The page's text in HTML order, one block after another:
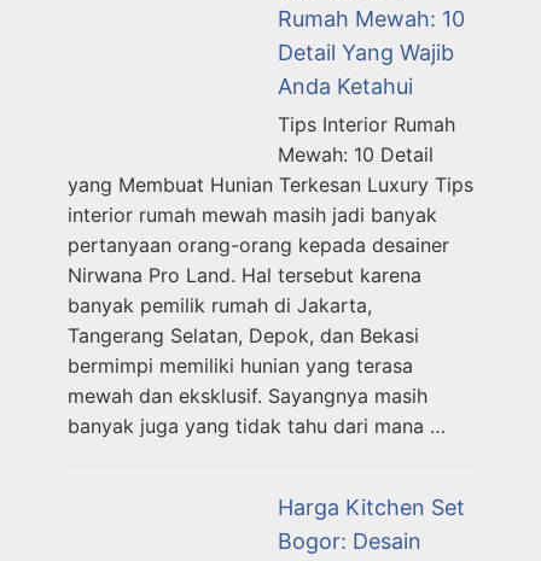
Rumah Mewah: 10
Detail Yang Wajib
Anda Ketahui
Tips Interior Rumah
Mewah: 10 Detail
yang Membuat Hunian Terkesan Luxury Tips
interior rumah mewah masih jadi banyak
pertanyaan orang-orang kepada desainer
Nirwana Pro Land. Hal tersebut karena
banyak pemilik rumah di Jakarta,
Tangerang Selatan, Depok, dan Bekasi
bermimpi memiliki hunian yang terasa
mewah dan eksklusif. Sayangnya masih
banyak juga yang tidak tahu dari mana …
Harga Kitchen Set
Bogor: Desain